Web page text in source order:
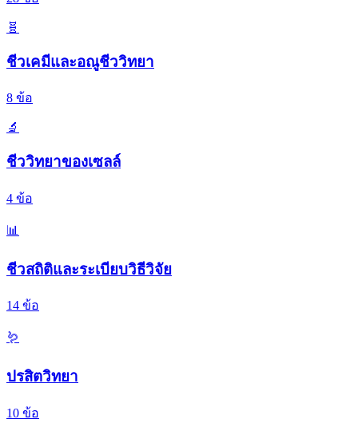
🧬
ชีวเคมีและอณูชีววิทยา
8 ข้อ
🔬
ชีววิทยาของเซลล์
4 ข้อ
📊
ชีวสถิติและระเบียบวิธีวิจัย
14 ข้อ
🪱
ปรสิตวิทยา
10 ข้อ